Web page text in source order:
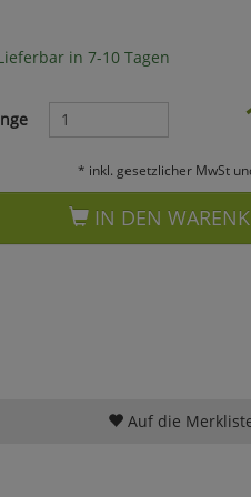
in 7-10 Tagen
* inkl. gesetzlicher MwSt
IN DEN
Auf die